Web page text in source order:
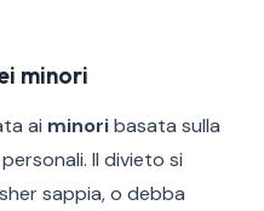
minori
ai minoribasata sulla
Il divieto si
sappia, o debba